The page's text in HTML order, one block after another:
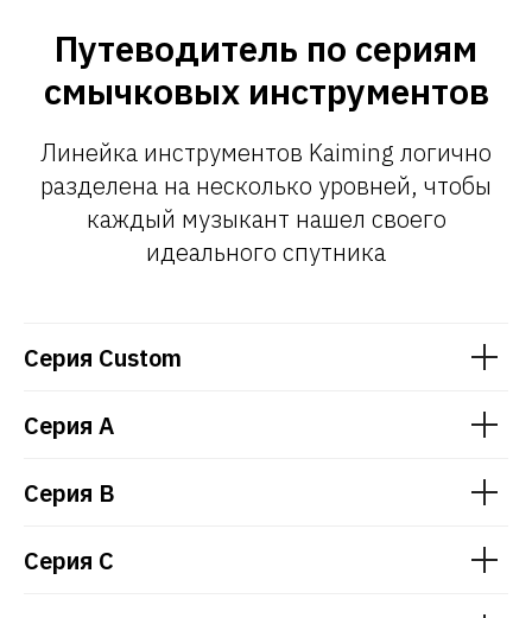
Путеводитель по сериям
смычковых инструментов
Линейка инструментов Kaiming логично
разделена на несколько уровней, чтобы
каждый музыкант нашел своего
идеального спутника
Серия Custom
Серия A
Серия B
Серия C